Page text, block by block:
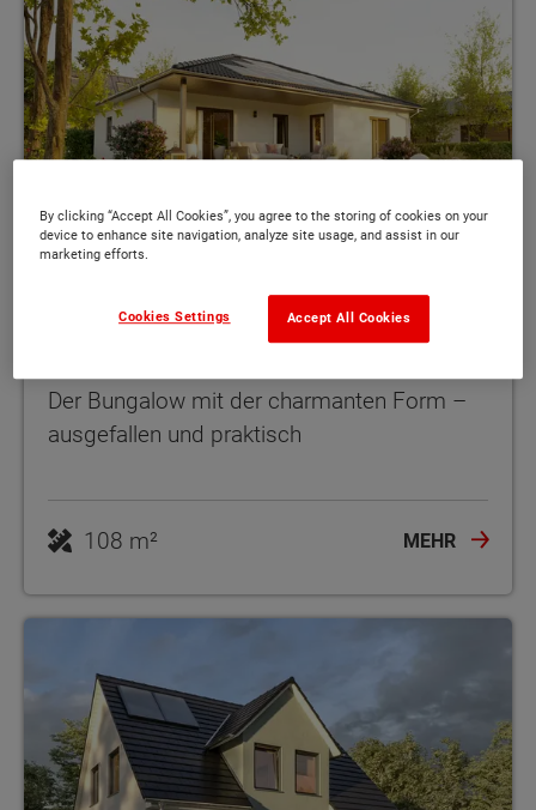
Der Bungalow mit der charmanten Form –
ausgefallen und praktisch
108 m² MEHR
By clicking “Accept All Cookies”, you agree to the storing of cookies on your
device to enhance site navigation, analyze site usage, and assist in our
marketing efforts.
Accept All Cookies
Cookies Settings